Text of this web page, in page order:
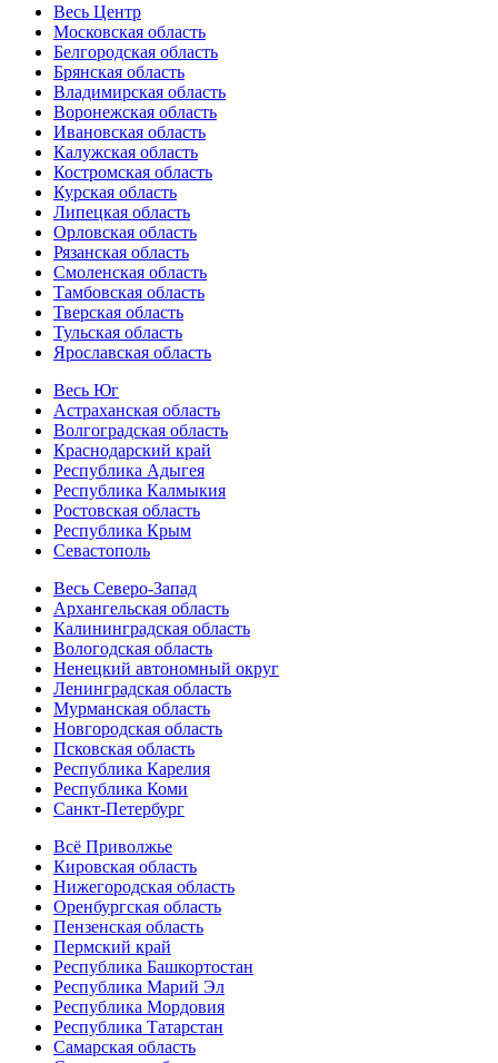
Весь Центр
Московская область
Белгородская область
Брянская область
Владимирская область
Воронежская область
Ивановская область
Калужская область
Костромская область
Курская область
Липецкая область
Орловская область
Рязанская область
Смоленская область
Тамбовская область
Тверская область
Тульская область
Ярославская область
Весь Юг
Астраханская область
Волгоградская область
Краснодарский край
Республика Адыгея
Республика Калмыкия
Ростовская область
Республика Крым
Севастополь
Весь Северо-Запад
Архангельская область
Калининградская область
Вологодская область
Ненецкий автономный округ
Ленинградская область
Мурманская область
Новгородская область
Псковская область
Республика Карелия
Республика Коми
Санкт-Петербург
Всё Приволжье
Кировская область
Нижегородская область
Оренбургская область
Пензенская область
Пермский край
Республика Башкортостан
Республика Марий Эл
Республика Мордовия
Республика Татарстан
Самарская область